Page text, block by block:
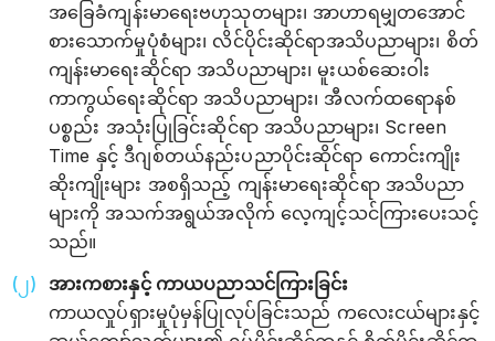
အခြေခံကျန်းမာရေးဗဟုသုတများ၊ အာဟာရမျှတအောင်
စားသောက်မှုပုံစံများ၊ လိင်ပိုင်းဆိုင်ရာအသိပညာများ၊ စိတ်
ကျန်းမာရေးဆိုင်ရာ အသိပညာများ၊ မူးယစ်ဆေးဝါး
ကာကွယ်ရေးဆိုင်ရာ အသိပညာများ၊ အီလက်ထရောနစ်
ပစ္စည်း အသုံးပြုခြင်းဆိုင်ရာ အသိပညာများ၊ Screen
Time နှင့် ဒီဂျစ်တယ်နည်းပညာပိုင်းဆိုင်ရာ ကောင်းကျိုး
ဆိုးကျိုးများ အစရှိသည့် ကျန်းမာရေးဆိုင်ရာ အသိပညာ
များကို အသက်အရွယ်အလိုက် လေ့ကျင့်သင်ကြားပေးသင့်
သည်။
အားကစားနှင့် ကာယပညာသင်ကြားခြင်း
ကာယလှုပ်ရှားမှုပုံမှန်ပြုလုပ်ခြင်းသည် ကလေးငယ်များနှင့်